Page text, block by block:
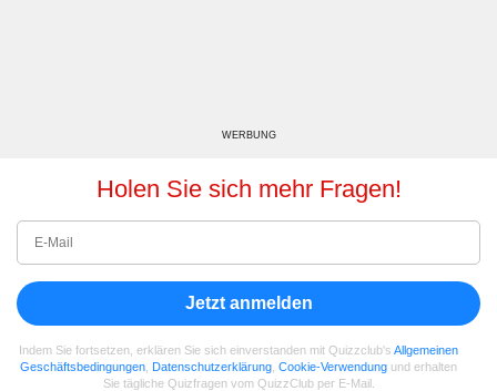
WERBUNG
Holen Sie sich mehr Fragen!
Jetzt anmelden
Indem Sie fortsetzen, erklären Sie sich einverstanden mit Quizzclub's Allgemeinen
Geschäftsbedingungen Datenschutzerklärung Cookie-Verwendung und erhalten
Sie tägliche Quizfragen vom QuizzClub per E-Mail.